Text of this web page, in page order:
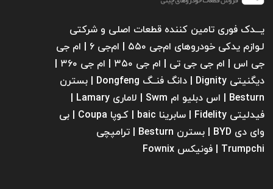
یـــدک فوری تامین کننده قطعات اصلی و شرکتی
لـوازم یدکی خودروهای ام‌جی ۵۵۰ | ام‌جی ۶ | ام جی
دیگنیتی Dignity | دانگ فنــگ Dongfeng | بسترن
فیدلیتی Fidelity | سابرینا ‌baic | کـوپا Coupa | بی
وای دی BYD | بسترن Besturn | ترامپچی
Trumpchi | فونیکس Fownix